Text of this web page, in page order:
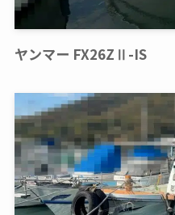
ヤンマー FX26ZⅡ-IS